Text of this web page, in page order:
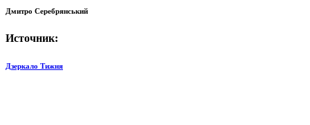
Дмитро Серебрянський
Источник:
Дзеркало Тижня